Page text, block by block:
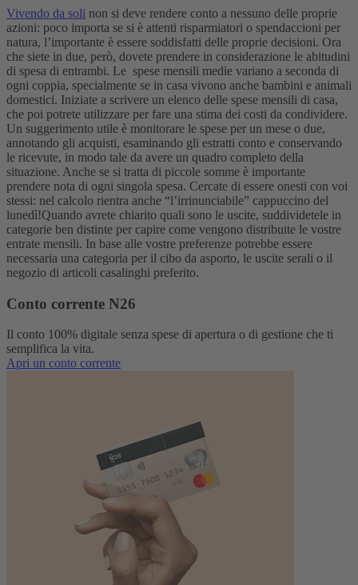
Vivendo da soli non si deve rendere conto a nessuno delle proprie
azioni: poco importa se si è attenti risparmiatori o spendaccioni per
natura, l’importante è essere soddisfatti delle proprie decisioni. Ora
che siete in due, però, dovete prendere in considerazione le abitudini
di spesa di entrambi. Le spese mensili medie variano a seconda di
ogni coppia, specialmente se in casa vivono anche bambini e animali
domestici. Iniziate a scrivere un elenco delle spese mensili di casa,
che poi potrete utilizzare per fare una stima dei costi da condividere.
Un suggerimento utile è monitorare le spese per un mese o due,
annotando gli acquisti, esaminando gli estratti conto e conservando
le ricevute, in modo tale da avere un quadro completo della
situazione. Anche se si tratta di piccole somme è importante
prendere nota di ogni singola spesa. Cercate di essere onesti con voi
stessi: nel calcolo rientra anche “l’irrinunciabile” cappuccino del
lunedì!Quando avrete chiarito quali sono le uscite, suddividetele in
categorie ben distinte per capire come vengono distribuite le vostre
entrate mensili. In base alle vostre preferenze potrebbe essere
necessaria una categoria per il cibo da asporto, le uscite serali o il
negozio di articoli casalinghi preferito.
Conto corrente N26
Il conto 100% digitale senza spese di apertura o di gestione che ti
semplifica la vita.
Apri un conto corrente